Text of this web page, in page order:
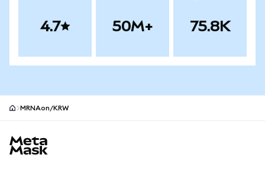
4.7 50M+ 75.8K
MRNAon/KRW